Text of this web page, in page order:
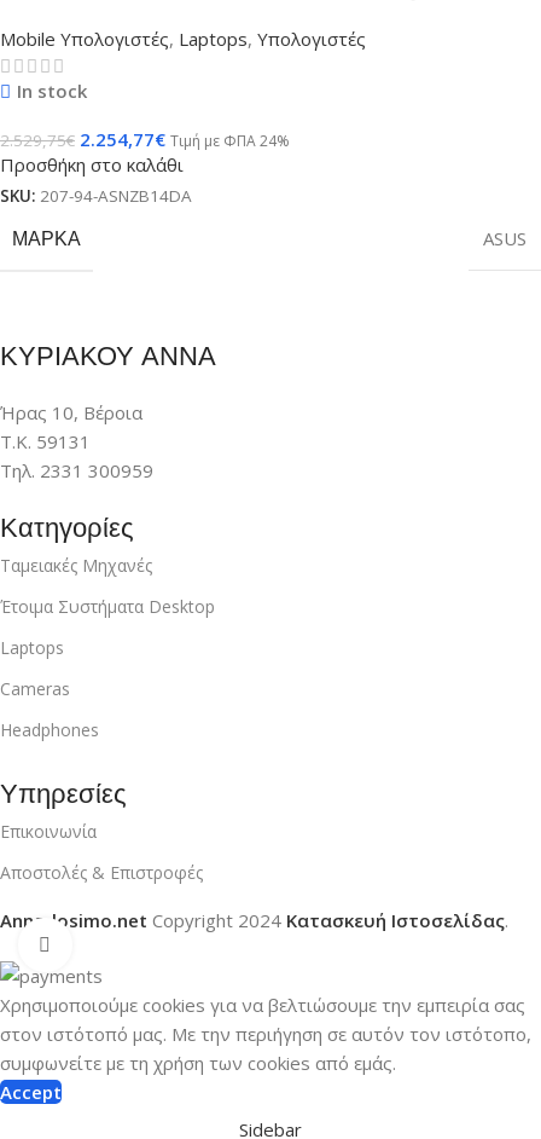
Mobile Υπολογιστές, Laptops, Υπολογιστές
In stock
2.529,75€ 2.254,77€ Τιμή με ΦΠΑ 24%
Προσθήκη στο καλάθι
SKU: 207-94-ASNZB14DA
ΜΆΡΚΑ ASUS
ΚΥΡΙΑΚΟΥ ΑΝΝΑ
Ήρας 10, Βέροια
Τ.Κ. 59131
Τηλ. 2331 300959
Κατηγορίες
Ταμειακές Μηχανές
Έτοιμα Συστήματα Desktop
Laptops
Cameras
Headphones
Υπηρεσίες
Επικοινωνία
Αποστολές & Επιστροφές
Anna-losimo.net Copyright 2024 Κατασκευή Ιστοσελίδας.
Χρησιμοποιούμε cookies για να βελτιώσουμε την εμπειρία σας
στον ιστότοπό μας. Με την περιήγηση σε αυτόν τον ιστότοπο,
συμφωνείτε με τη χρήση των cookies από εμάς.
Accept
Sidebar